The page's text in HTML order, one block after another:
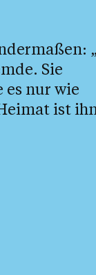
Sie
nur wie
ist